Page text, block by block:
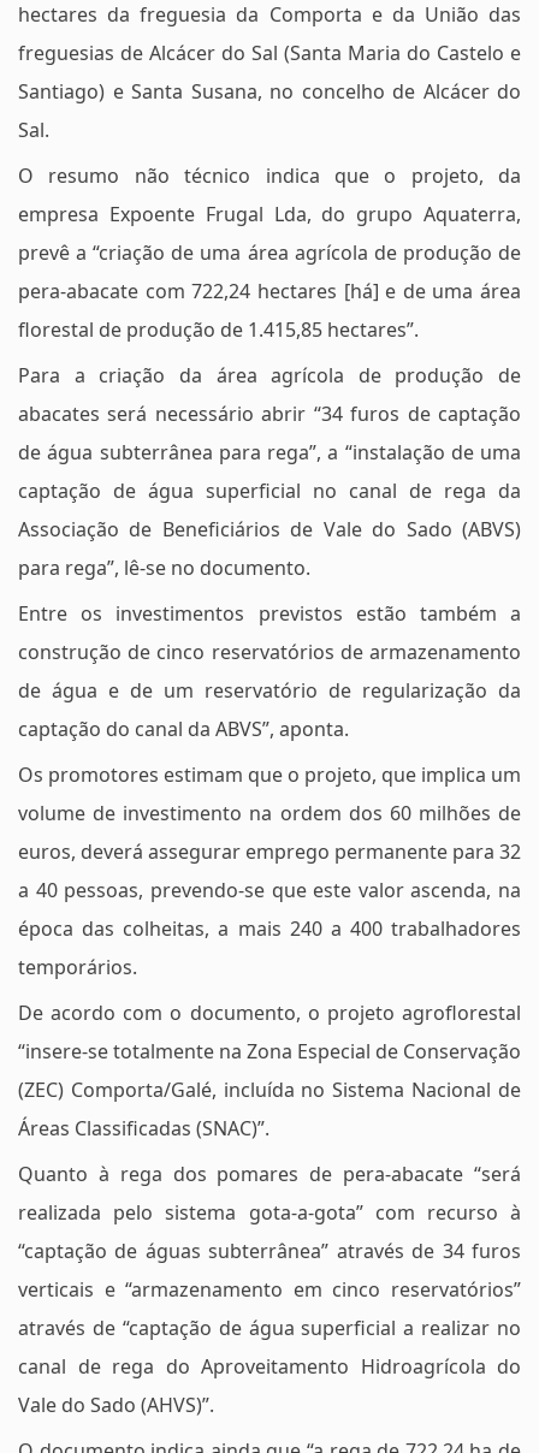
hectares da freguesia da Comporta e da União das
freguesias de Alcácer do Sal (Santa Maria do Castelo e
Santiago) e Santa Susana, no concelho de Alcácer do
Sal.
O resumo não técnico indica que o projeto, da
empresa Expoente Frugal Lda, do grupo Aquaterra,
prevê a “criação de uma área agrícola de produção de
pera-abacate com 722,24 hectares [há] e de uma área
florestal de produção de 1.415,85 hectares”.
Para a criação da área agrícola de produção de
abacates será necessário abrir “34 furos de captação
de água subterrânea para rega”, a “instalação de uma
captação de água superficial no canal de rega da
Associação de Beneficiários de Vale do Sado (ABVS)
para rega”, lê-se no documento.
Entre os investimentos previstos estão também a
construção de cinco reservatórios de armazenamento
de água e de um reservatório de regularização da
captação do canal da ABVS”, aponta.
Os promotores estimam que o projeto, que implica um
volume de investimento na ordem dos 60 milhões de
euros, deverá assegurar emprego permanente para 32
a 40 pessoas, prevendo-se que este valor ascenda, na
época das colheitas, a mais 240 a 400 trabalhadores
temporários.
De acordo com o documento, o projeto agroflorestal
“insere-se totalmente na Zona Especial de Conservação
(ZEC) Comporta/Galé, incluída no Sistema Nacional de
Áreas Classificadas (SNAC)”.
Quanto à rega dos pomares de pera-abacate “será
realizada pelo sistema gota-a-gota” com recurso à
“captação de águas subterrânea” através de 34 furos
verticais e “armazenamento em cinco reservatórios”
através de “captação de água superficial a realizar no
canal de rega do Aproveitamento Hidroagrícola do
Vale do Sado (AHVS)”.